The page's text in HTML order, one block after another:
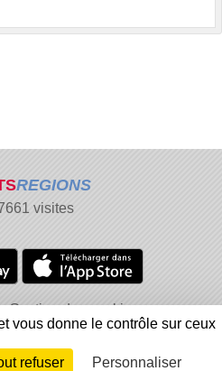
REGIONS
visites
Gestion des cookies
un contenu inapproprié
Connexion
vous donne le contrôle sur ceux
refuser Personnaliser